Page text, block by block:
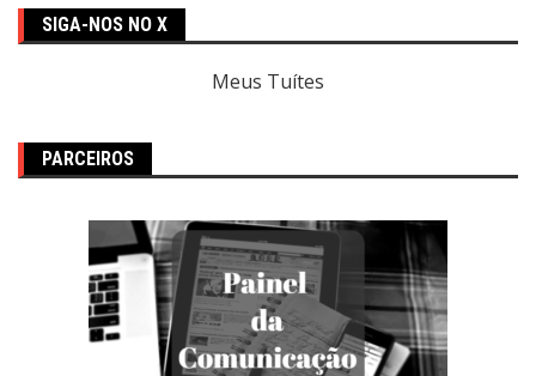
SIGA-NOS NO X
Meus Tuítes
PARCEIROS